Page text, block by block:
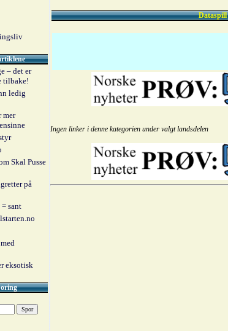
– det er
tilbake!
ledig
mer
Skal Pusse
på
sant
eksotisk
Ingen linker i denne kategorien under valgt landsdelen